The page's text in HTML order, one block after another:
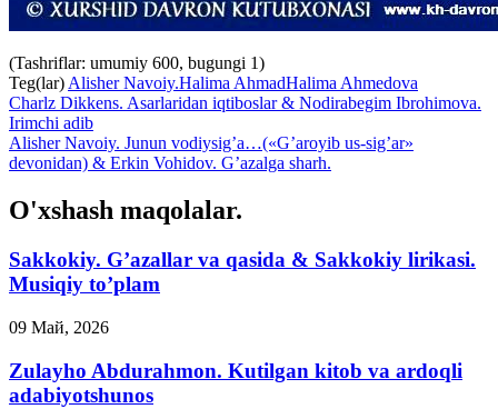
(Tashriflar: umumiy 600, bugungi 1)
Teg(lar)Alisher Navoiy.Halima AhmadHalima Ahmedova
Charlz Dikkens. Asarlaridan iqtiboslar & Nodirabegim Ibrohimova.
Irimchi adib
Alisher Navoiy. Junun vodiysig’a…(«G’aroyib us-sig’ar»
devonidan) & Erkin Vohidov. G’azalga sharh.
O'xshash maqolalar.
Sakkokiy. G’azallar va qasida & Sakkokiy lirikasi.
Musiqiy to’plam
09 Май, 2026
Zulayho Abdurahmon. Kutilgan kitob va ardoqli
adabiyotshunos